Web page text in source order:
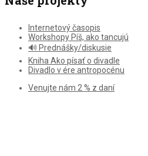
Internetový časopis
Workshopy Píš, ako tancujú
🔊 Prednášky/diskusie
Kniha Ako písať o divadle
Divadlo v ére antropocénu
Venujte nám 2 % z daní